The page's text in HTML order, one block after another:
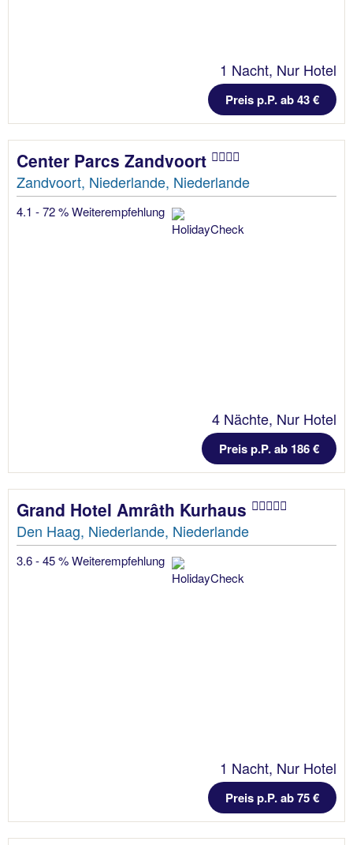
1 Nacht, Nur Hotel
Preis p.P. ab 43 €
Center Parcs Zandvoort
Zandvoort, Niederlande, Niederlande
4.1 - 72 % Weiterempfehlung
4 Nächte, Nur Hotel
Preis p.P. ab 186 €
Grand Hotel Amrâth Kurhaus
Den Haag, Niederlande, Niederlande
3.6 - 45 % Weiterempfehlung
1 Nacht, Nur Hotel
Preis p.P. ab 75 €